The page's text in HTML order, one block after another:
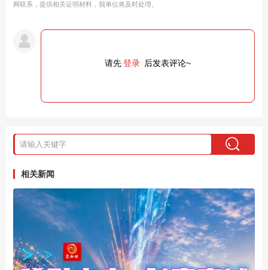
网联系，提供相关证明材料，我单位将及时处理。
请先登录 后发表评论~
相关新闻